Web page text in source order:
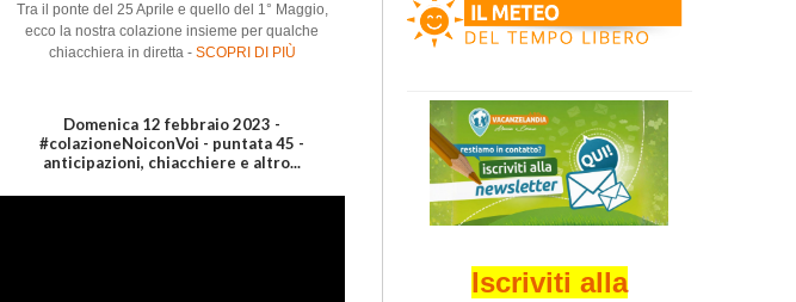
Tra il ponte del 25 Aprile e quello del 1° Maggio,
ecco la nostra colazione insieme per qualche
chiacchiera in diretta - SCOPRI DI PIÙ
Domenica 12 febbraio 2023 -
#colazioneNoiconVoi - puntata 45 -
anticipazioni, chiacchiere e altro...
Iscriviti alla